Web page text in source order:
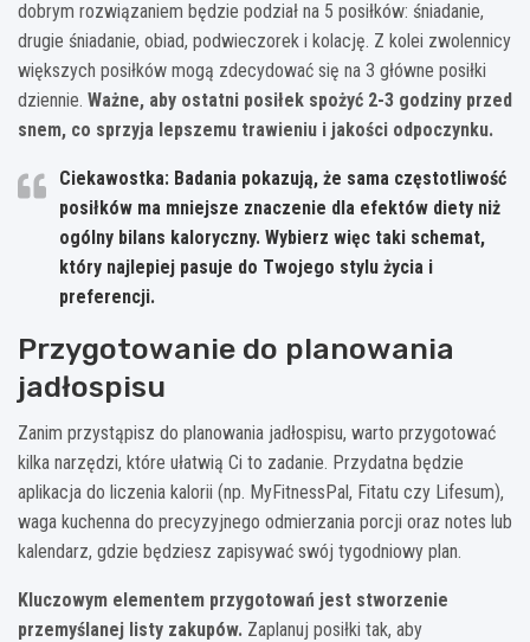
dobrym rozwiązaniem będzie podział na 5 posiłków: śniadanie,
drugie śniadanie, obiad, podwieczorek i kolację. Z kolei zwolennicy
większych posiłków mogą zdecydować się na 3 główne posiłki
dziennie. Ważne, aby ostatni posiłek spożyć 2-3 godziny przed
snem, co sprzyja lepszemu trawieniu i jakości odpoczynku.
Ciekawostka: Badania pokazują, że sama częstotliwość
posiłków ma mniejsze znaczenie dla efektów diety niż
ogólny bilans kaloryczny. Wybierz więc taki schemat,
który najlepiej pasuje do Twojego stylu życia i
preferencji.
Przygotowanie do planowania
jadłospisu
Zanim przystąpisz do planowania jadłospisu, warto przygotować
kilka narzędzi, które ułatwią Ci to zadanie. Przydatna będzie
aplikacja do liczenia kalorii (np. MyFitnessPal, Fitatu czy Lifesum),
waga kuchenna do precyzyjnego odmierzania porcji oraz notes lub
kalendarz, gdzie będziesz zapisywać swój tygodniowy plan.
Kluczowym elementem przygotowań jest stworzenie
przemyślanej listy zakupów. Zaplanuj posiłki tak, aby